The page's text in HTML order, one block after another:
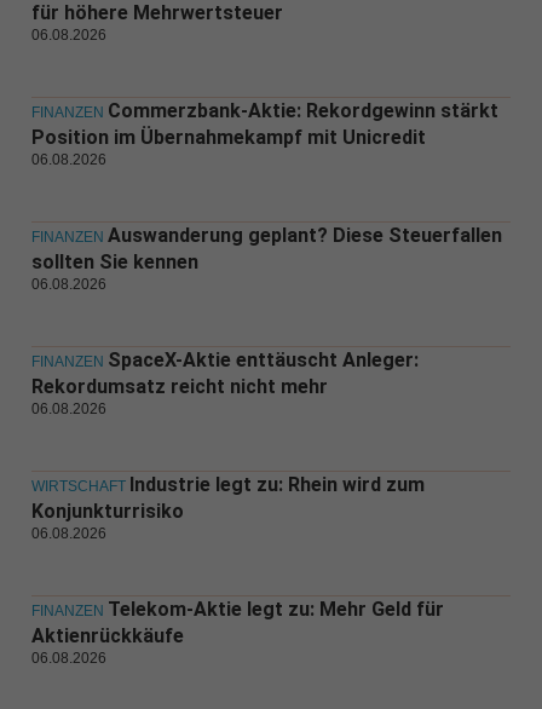
für höhere Mehrwertsteuer
06.08.2026
FINANZEN Commerzbank-Aktie: Rekordgewinn stärkt
Position im Übernahmekampf mit Unicredit
06.08.2026
FINANZEN Auswanderung geplant? Diese Steuerfallen
sollten Sie kennen
06.08.2026
FINANZEN SpaceX-Aktie enttäuscht Anleger:
Rekordumsatz reicht nicht mehr
06.08.2026
WIRTSCHAFT Industrie legt zu: Rhein wird zum
Konjunkturrisiko
06.08.2026
FINANZEN Telekom-Aktie legt zu: Mehr Geld für
Aktienrückkäufe
06.08.2026